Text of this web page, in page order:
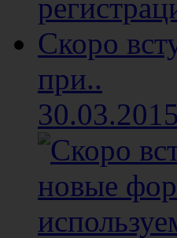
Скоро
при..
30.03.2015